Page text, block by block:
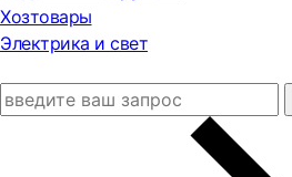
Хозтовары
Электрика и свет